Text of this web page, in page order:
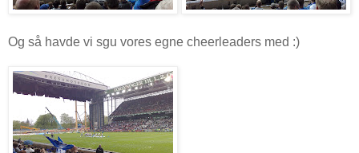
Og så havde vi sgu vores egne cheerleaders med :)